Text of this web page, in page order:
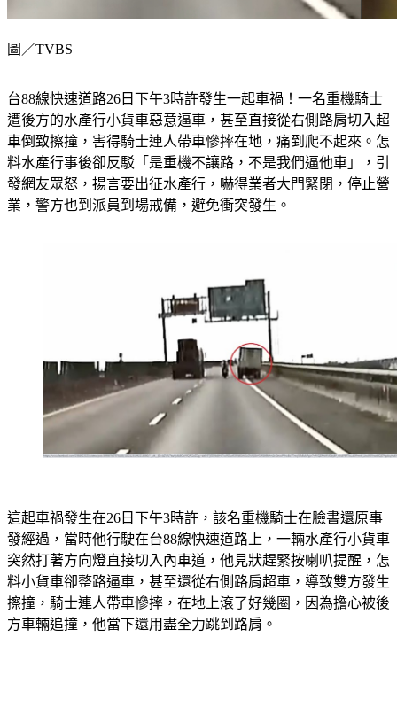
圖／TVBS
台88線快速道路26日下午3時許發生一起車禍！一名重機騎士
遭後方的水產行小貨車惡意逼車，甚至直接從右側路肩切入超
車倒致擦撞，害得騎士連人帶車慘摔在地，痛到爬不起來。怎
料水產行事後卻反駁「是重機不讓路，不是我們逼他車」，引
發網友眾怒，揚言要出征水產行，嚇得業者大門緊閉，停止營
業，警方也到派員到場戒備，避免衝突發生。
這起車禍發生在26日下午3時許，該名重機騎士在臉書還原事
發經過，當時他行駛在台88線快速道路上，一輛水產行小貨車
突然打著方向燈直接切入內車道，他見狀趕緊按喇叭提醒，怎
料小貨車卻整路逼車，甚至還從右側路肩超車，導致雙方發生
擦撞，騎士連人帶車慘摔，在地上滾了好幾圈，因為擔心被後
方車輛追撞，他當下還用盡全力跳到路肩。